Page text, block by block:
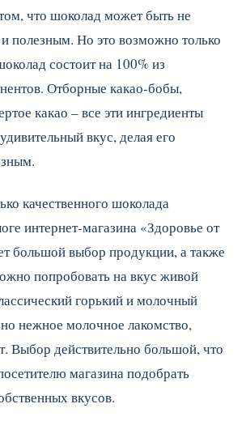
что шоколад может быть не
полезным. Но это возможно только
состоит на 100% из
Отборные какао-бобы,
какао – все эти ингредиенты
вкус, делая его
качественного шоколада
интернет-магазина «Здоровье от
большой выбор продукции, а также
попробовать на вкус живой
горький и молочный
нежное молочное лакомство,
Выбор действительно большой, что
магазина подобрать
вкусов.